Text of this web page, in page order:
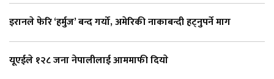
इरानले फेरि ‘हर्मुज’ बन्द गर्यो, अमेरिकी नाकाबन्दी हट्नुपर्ने माग
यूएईले १२८ जना नेपालीलाई आममाफी दियाे